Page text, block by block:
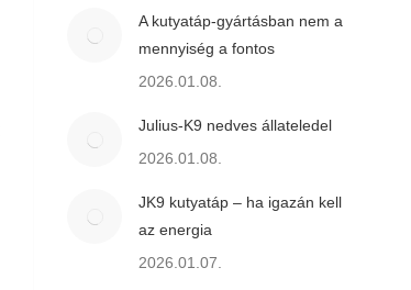
A kutyatáp-gyártásban nem a
mennyiség a fontos
2026.01.08.
Julius-K9 nedves állateledel
2026.01.08.
JK9 kutyatáp – ha igazán kell
az energia
2026.01.07.